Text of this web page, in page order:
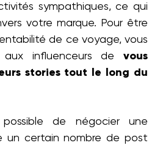
sympathiques, ce qui
votre marque. Pour être
de ce voyage, vous
aux influenceurs de vous
stories tout le long du
de négocier une
un certain nombre de post